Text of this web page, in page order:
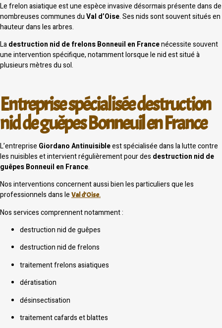
Le frelon asiatique est une espèce invasive désormais présente dans de
nombreuses communes duVal d’Oise. Ses nids sont souvent situés en
hauteur dans les arbres.
Ladestruction nid de frelons Bonneuil en Francenécessite souvent
une intervention spécifique, notamment lorsque le nid est situé à
plusieurs mètres du sol.
Entreprise spécialisée destruction
nid de guêpes Bonneuil en France
L’entreprise Giordano Antinuisibleest spécialisée dans la lutte contre
les nuisibles et intervient régulièrement pour des destruction nid de
guêpes Bonneuil en France.
Nos interventions concernent aussi bien les particuliers que les
professionnels dans le Val d’Oise.
Nos services comprennent notamment :
destruction nid de guêpes
destruction nid de frelons
traitement frelons asiatiques
dératisation
désinsectisation
traitement cafards et blattes